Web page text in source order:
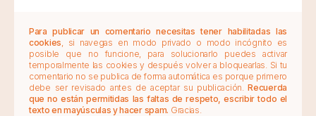
Para publicar un comentario necesitas tener habilitadas las
cookies , si navegas en modo privado o modo incógnito es
posible que no funcione, para solucionarlo puedes activar
temporalmente las cookies y después volver a bloquearlas. Si tu
comentario no se publica de forma automática es porque primero
debe ser revisado antes de aceptar su publicación.Recuerda
que no están permitidas las faltas de respeto, escribir todo el
texto en mayúsculas y hacer spam. Gracias.